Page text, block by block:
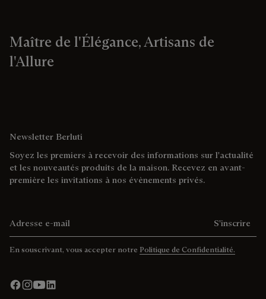
Maître de l'Élégance, Artisans de
l'Allure
Newsletter Berluti
Soyez les premiers à recevoir des informations sur l'actualité
et les nouveautés produits de la maison. Recevez en avant-
première les invitations à nos évènements privés.
S'inscrire
En souscrivant, vous accepter notre Politique de Confidentialité.